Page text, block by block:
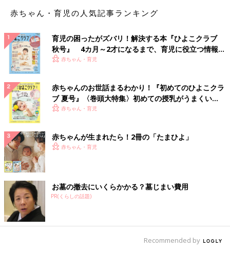
赤ちゃん・育児の人気記事ランキング
育児の困ったがズバリ！解決する本『ひよこクラブ
秋号』 4カ月～2才になるまで、育児に役立つ情報が
いっぱい！
赤ちゃん・育児
赤ちゃんのお世話まるわかり！『初めてのひよこクラ
ブ 夏号』〈巻頭大特集〉初めての授乳がうまくい
く！ おっぱい・ミルクの基本と夏のトラブル 解決テ
赤ちゃん・育児
赤ちゃんが生まれたら！2冊の「たまひよ」
赤ちゃん・育児
お墓の撤去にいくらかかる？墓じまい費用
PR(くらしの話題)
Recommended by